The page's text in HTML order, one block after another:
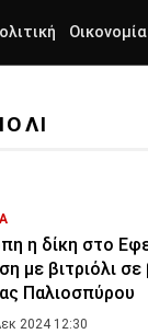
Οικονομία
η δίκη στο
με βιτριόλι
Παλιοσπύρου
2024 12:30